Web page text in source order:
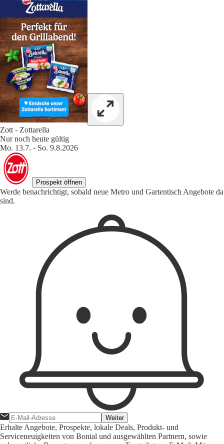
Zott - Zottarella
Nur noch heute gültig
Mo. 13.7. - So. 9.8.2026
Prospekt öffnen
Werde benachrichtigt, sobald neue Metro und Gartentisch Angebote da
sind.
Weiter
Erhalte Angebote, Prospekte, lokale Deals, Produkt- und
Serviceneuigkeiten von Bonial und ausgewählten Partnern, sowie